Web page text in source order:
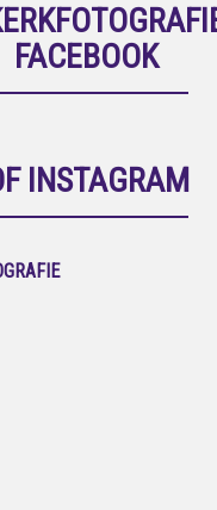
FACEBOOK
INSTAGRAM